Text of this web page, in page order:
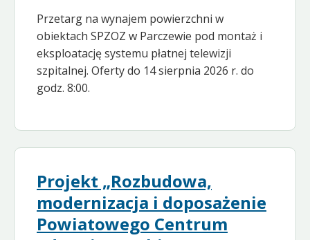
Przetarg na wynajem powierzchni w
obiektach SPZOZ w Parczewie pod montaż i
eksploatację systemu płatnej telewizji
szpitalnej. Oferty do 14 sierpnia 2026 r. do
godz. 8:00.
Projekt „Rozbudowa,
modernizacja i doposażenie
Powiatowego Centrum